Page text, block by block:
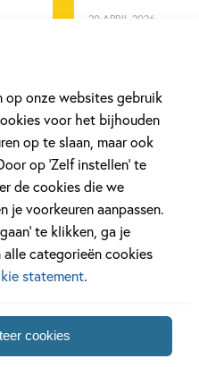
op onze websites gebruik
voor het bijhouden
op te slaan, maar ook
op ‘Zelf instellen’ te
de cookies die we
je voorkeuren aanpassen.
te klikken, ga je
categorieën cookies
statement.
cookies
20 APRIL 2026
Lees meer